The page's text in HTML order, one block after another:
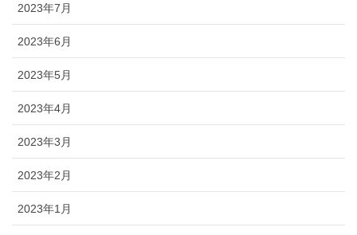
2023年7月
2023年6月
2023年5月
2023年4月
2023年3月
2023年2月
2023年1月